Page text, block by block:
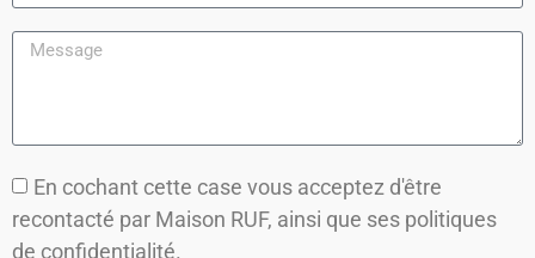
En cochant cette case vous acceptez d'être
recontacté par Maison RUF, ainsi que ses politiques
de confidentialité.